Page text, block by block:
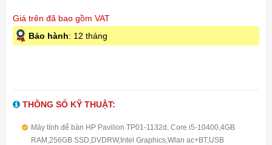
Giá trên đã bao gồm VAT
Bảo hành: 12 tháng
THÔNG SỐ KỸ THUẬT:
Máy tính để bàn HP Pavilion TP01-1132d, Core i5-10400,4GB
RAM,256GB SSD,DVDRW,Intel Graphics,Wlan ac+BT,USB